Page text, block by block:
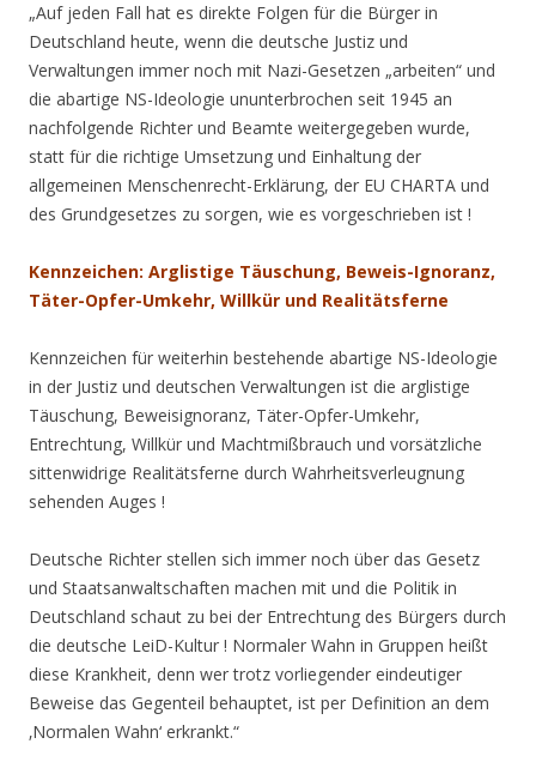
„Auf jeden Fall hat es direkte Folgen für die Bürger in
Deutschland heute, wenn die deutsche Justiz und
Verwaltungen immer noch mit Nazi-Gesetzen „arbeiten“ und
die abartige NS-Ideologie ununterbrochen seit 1945 an
nachfolgende Richter und Beamte weitergegeben wurde,
statt für die richtige Umsetzung und Einhaltung der
allgemeinen Menschenrecht-Erklärung, der EU CHARTA und
des Grundgesetzes zu sorgen, wie es vorgeschrieben ist !
Kennzeichen: Arglistige Täuschung, Beweis-Ignoranz,
Täter-Opfer-Umkehr, Willkür und Realitätsferne
Kennzeichen für weiterhin bestehende abartige NS-Ideologie
in der Justiz und deutschen Verwaltungen ist die arglistige
Täuschung, Beweisignoranz, Täter-Opfer-Umkehr,
Entrechtung, Willkür und Machtmißbrauch und vorsätzliche
sittenwidrige Realitätsferne durch Wahrheitsverleugnung
sehenden Auges !
Deutsche Richter stellen sich immer noch über das Gesetz
und Staatsanwaltschaften machen mit und die Politik in
Deutschland schaut zu bei der Entrechtung des Bürgers durch
die deutsche LeiD-Kultur ! Normaler Wahn in Gruppen heißt
diese Krankheit, denn wer trotz vorliegender eindeutiger
Beweise das Gegenteil behauptet, ist per Definition an dem
‚Normalen Wahn‘ erkrankt.“